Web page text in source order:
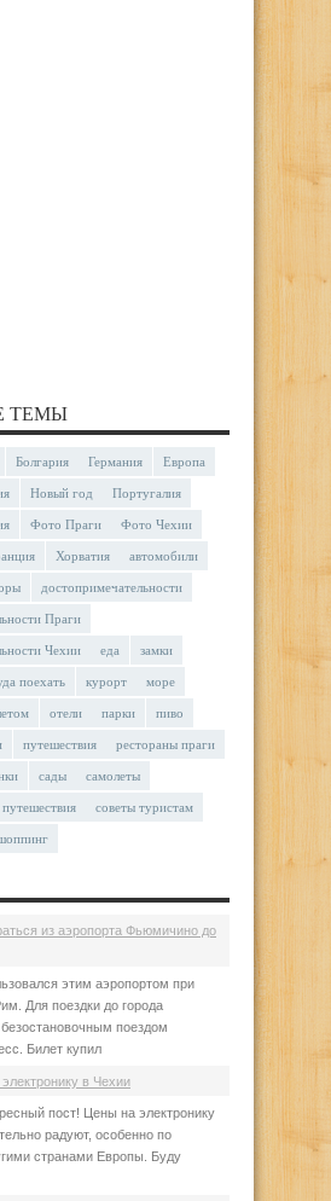
ТЕМЫ
Болгария Германия Европа
Новый год Португалия
Фото Праги Фото Чехии
Хорватия автомобили
достопримечательности
Праги
Чехии еда замки
поехать курорт море
отели парки пиво
путешествия рестораны праги
сады самолеты
советы туристам
из аэропорта Фьюмичино до
этим аэропортом при
Для поездки до города
поездом
Билет купил
в Чехии
пост! Цены на электронику
радуют, особенно по
странами Европы. Буду